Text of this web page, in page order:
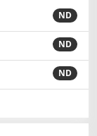
ND
ND
ND